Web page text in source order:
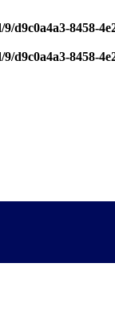
9/d9c0a4a3-8458-
9/d9c0a4a3-8458-